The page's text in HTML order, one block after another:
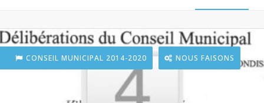
CONSEIL MUNICIPAL 2014-2020 NOUS FAISONS